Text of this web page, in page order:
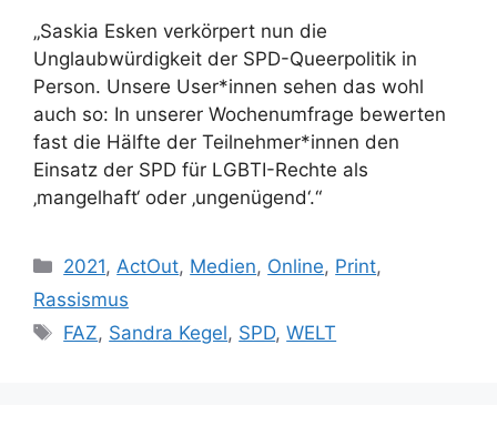
„Saskia Esken verkörpert nun die
Unglaubwürdigkeit der SPD-Queerpolitik in
Person. Unsere User*innen sehen das wohl
auch so: In unserer Wochenumfrage bewerten
fast die Hälfte der Teilnehmer*innen den
Einsatz der SPD für LGBTI-Rechte als
‚mangelhaft‘ oder ‚ungenügend‘.“
Kategorien
2021, ActOut, Medien, Online, Print,
Rassismus
Schlagwörter
FAZ, Sandra Kegel, SPD,WELT